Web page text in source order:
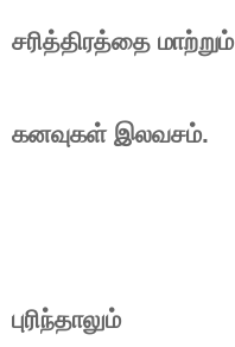
சரித்திரத்தை மாற்றும்
கனவுகள் இலவசம்.
புரிந்தாலும்